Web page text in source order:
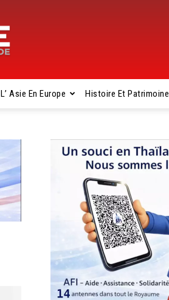
L’ Asie En Europe Histoire Et Patrimoine